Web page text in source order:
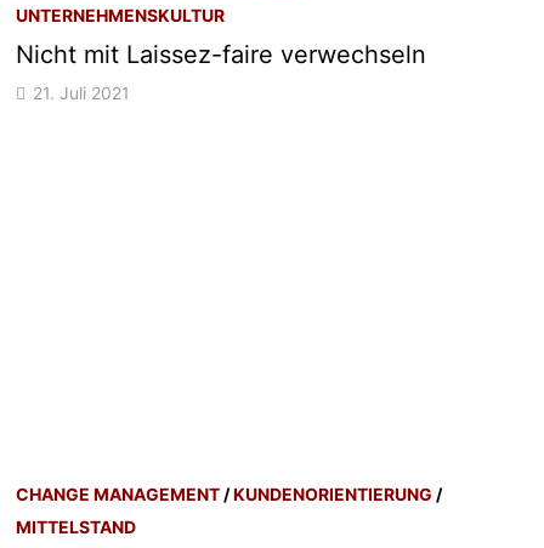
UNTERNEHMENSKULTUR
Nicht mit Laissez-faire verwechseln
21. Juli 2021
CHANGE MANAGEMENT /KUNDENORIENTIERUNG /
MITTELSTAND